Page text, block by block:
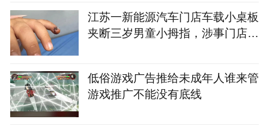
江苏一新能源汽车门店车载小桌板
夹断三岁男童小拇指，涉事门店店
‌低俗游戏广告推给未成年人谁来管‌
游戏推广不能没有底线‌‌